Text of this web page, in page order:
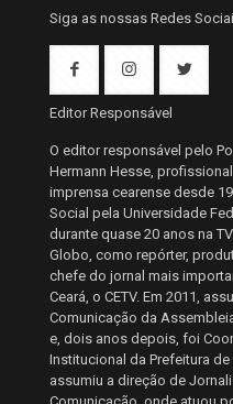
Siga as nossas Redes
Editor Responsável
O editor responsável pelo
Hermann Hesse,
imprensa cearense desde
Social pela Universidade
durante quase 20 anos na
Globo, como repórter,
chefe do jornal mais
Ceará, o CETV. Em 2011,
Comunicação da
e, dois anos depois, foi
Institucional da Prefeitura de
assumiu a direção de
Comunicação, onde atuou